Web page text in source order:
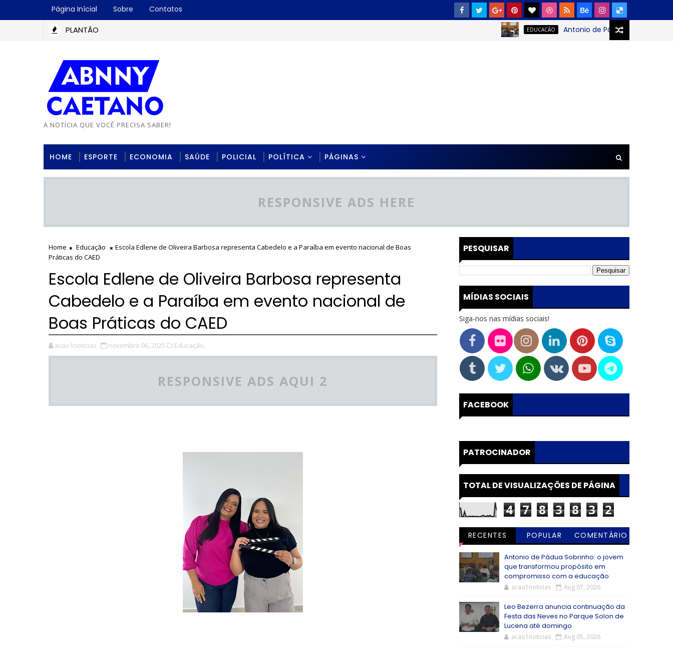
Página Inícial Sobre Contatos
PLANTÃO EDUCACÃO Antonio de Pádua Sobrinho: o
A NOTÍCIA QUE VOCÊ PRECISA SABER!
HOME ESPORTE ECONOMIA SAÚDE POLICIAL POLÍTICA PÁGINAS
RESPONSIVE ADS HERE
Home Educação
Escola Edlene de Oliveira Barbosa representa Cabedelo e a Paraíba em evento nacional de Boas
Práticas do CAED
Escola Edlene de Oliveira Barbosa representa
Cabedelo e a Paraíba em evento nacional de
Boas Práticas do CAED
acao1noticias novembro 06, 2025 Educação,
RESPONSIVE ADS AQUI 2
PESQUISAR
MÍDIAS SOCIAIS
Siga-nos nas mídias sociais!
FACEBOOK
PATROCINADOR
TOTAL DE VISUALIZAÇÕES DE PÁGINA
4 7 8 3 8 3 2
RECENTES POPULAR
COMENTÁRIO
Antonio de Pádua Sobrinho: o jovem
que transformou propósito em
compromisso com a educação
acao1noticias Aug 07, 2026
Leo Bezerra anuncia continuação da
Festa das Neves no Parque Solon de
Lucena até domingo
acao1noticias Aug 05, 2026